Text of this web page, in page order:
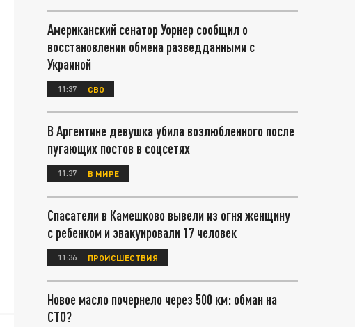
Американский сенатор Уорнер сообщил о
восстановлении обмена разведданными с
Украиной
11:37 СВО
В Аргентине девушка убила возлюбленного после
пугающих постов в соцсетях
11:37 В МИРЕ
Спасатели в Камешково вывели из огня женщину
с ребенком и эвакуировали 17 человек
11:36 ПРОИСШЕСТВИЯ
Новое масло почернело через 500 км: обман на
СТО?